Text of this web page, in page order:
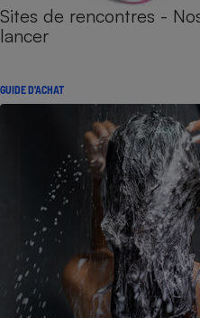
Sites de rencontres -
lancer
GUIDE D'ACHAT